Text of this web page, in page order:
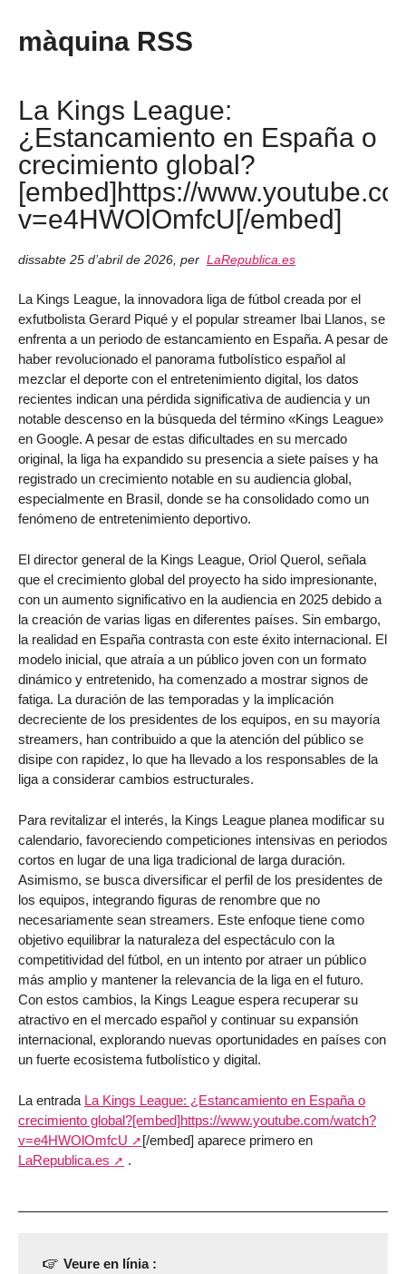
màquina RSS
La Kings League:
¿Estancamiento en España o
crecimiento global?
[embed]https://
v=e4HWOlOmfcU[/embed]
dissabte 25 d’abril de 2026 per LaRepublica.es
La Kings League, la innovadora liga de fútbol creada por el
exfutbolista Gerard Piqué y el popular streamer Ibai Llanos, se
enfrenta a un periodo de estancamiento en España. A pesar de
haber revolucionado el panorama futbolístico español al
mezclar el deporte con el entretenimiento digital, los datos
recientes indican una pérdida significativa de audiencia y un
notable descenso en la búsqueda del término «Kings League»
en Google. A pesar de estas dificultades en su mercado
original, la liga ha expandido su presencia a siete países y ha
registrado un crecimiento notable en su audiencia global,
especialmente en Brasil, donde se ha consolidado como un
fenómeno de entretenimiento deportivo.
El director general de la Kings League, Oriol Querol, señala
que el crecimiento global del proyecto ha sido impresionante,
con un aumento significativo en la audiencia en 2025 debido a
la creación de varias ligas en diferentes países. Sin embargo,
la realidad en España contrasta con este éxito internacional. El
modelo inicial, que atraía a un público joven con un formato
dinámico y entretenido, ha comenzado a mostrar signos de
fatiga. La duración de las temporadas y la implicación
decreciente de los presidentes de los equipos, en su mayoría
streamers, han contribuido a que la atención del público se
disipe con rapidez, lo que ha llevado a los responsables de la
liga a considerar cambios estructurales.
Para revitalizar el interés, la Kings League planea modificar su
calendario, favoreciendo competiciones intensivas en periodos
cortos en lugar de una liga tradicional de larga duración.
Asimismo, se busca diversificar el perfil de los presidentes de
los equipos, integrando figuras de renombre que no
necesariamente sean streamers. Este enfoque tiene como
objetivo equilibrar la naturaleza del espectáculo con la
competitividad del fútbol, en un intento por atraer un público
más amplio y mantener la relevancia de la liga en el futuro.
Con estos cambios, la Kings League espera recuperar su
atractivo en el mercado español y continuar su expansión
internacional, explorando nuevas oportunidades en países con
un fuerte ecosistema futbolístico y digital.
La entrada La Kings League: ¿Estancamiento en España o
crecimiento global?[embed]https://www.youtube.com/watch?
v=e4HWOlOmfcU
[/embed] aparece primero en
LaRepublica.es
.
Veure en línia :